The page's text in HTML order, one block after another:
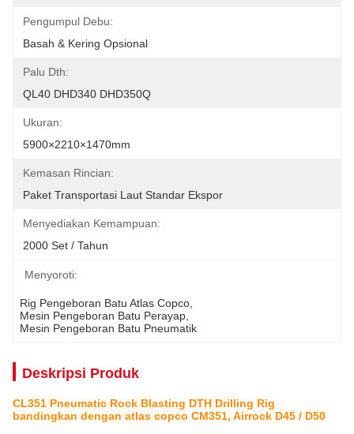
Pengumpul Debu:
Basah & Kering Opsional
Palu Dth:
QL40 DHD340 DHD350Q
Ukuran:
5900×2210×1470mm
Kemasan Rincian:
Paket Transportasi Laut Standar Ekspor
Menyediakan Kemampuan:
2000 Set / Tahun
Menyoroti:
Rig Pengeboran Batu Atlas Copco
Mesin Pengeboran Batu Perayap
Mesin Pengeboran Batu Pneumatik
Deskripsi Produk
CL351 Pneumatic Rock Blasting DTH Drilling Rig
bandingkan dengan atlas copco CM351, Airrock D45 / D50